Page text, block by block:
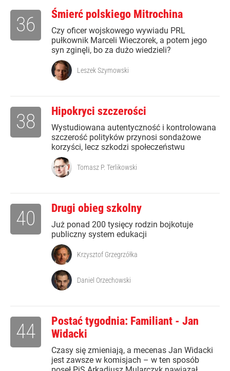
Śmierć polskiego Mitrochina
Czy oficer wojskowego wywiadu PRL
pułkownik Marceli Wieczorek, a potem jego
syn zginęli, bo za dużo wiedzieli?
36
Leszek Szymowski
Hipokryci szczerości
Wystudiowana autentyczność i kontrolowana
szczerość polityków przynosi sondażowe
korzyści, lecz szkodzi społeczeństwu
38
Tomasz P. Terlikowski
Drugi obieg szkolny
Już ponad 200 tysięcy rodzin bojkotuje
publiczny system edukacji
40
Krzysztof Grzegrzółka
Daniel Orzechowski
Postać tygodnia: Familiant - Jan
Widacki
Czasy się zmieniają, a mecenas Jan Widacki
jest zawsze w komisjach – w ten sposób
44